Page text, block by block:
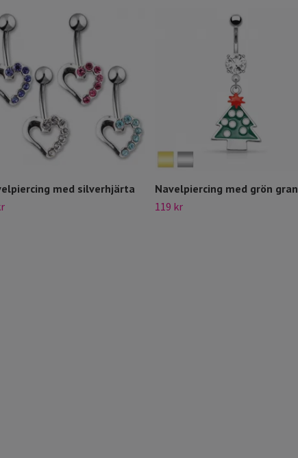
med silverhjärta
Navelpiercing med grön gran
119 kr